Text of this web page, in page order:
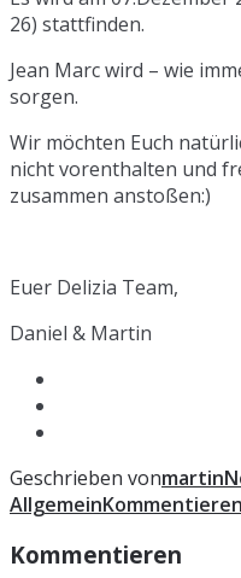
26) stattfinden.
Jean Marc wird – wie
sorgen.
Wir möchten Euch
nicht vorenthalten und
zusammen anstoßen:)
Euer Delizia Team,
Daniel & Martin
Geschrieben vonmartin
AllgemeinKommentieren
Kommentieren